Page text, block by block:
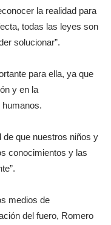
la realidad para
todas las leyes son
solucionar”.
para ella, ya que
y en la
de que nuestros niños y
conocimientos y las
medios de
del fuero, Romero